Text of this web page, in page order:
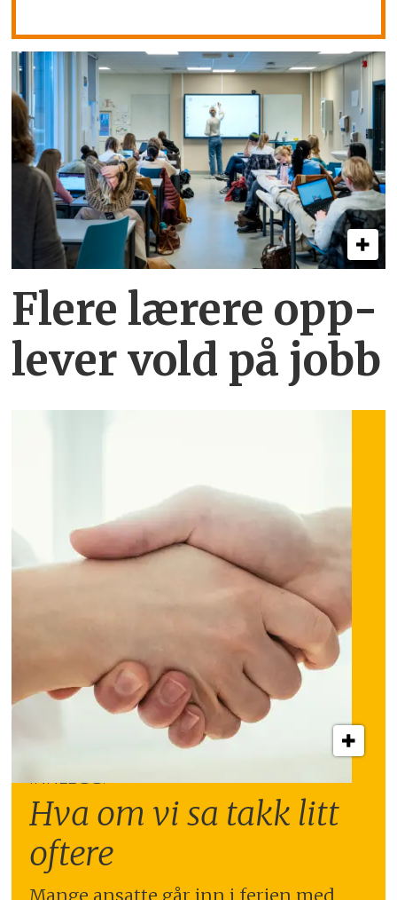
Flere lærere opp­
lever vold på jobb
INNLEGG:
Hva om vi sa takk litt
oftere
Mange ansatte går inn i ferien med